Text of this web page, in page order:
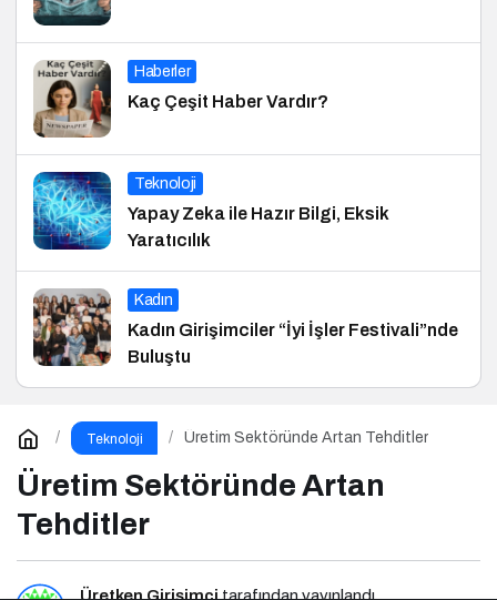
Haberler
Kaç Çeşit Haber Vardır?
Teknoloji
Yapay Zeka ile Hazır Bilgi, Eksik
Yaratıcılık
Kadın
Kadın Girişimciler “İyi İşler Festivali”nde
Buluştu
Teknoloji Üretim Sektöründe Artan Tehditler
Üretim Sektöründe Artan
Tehditler
Üretken Girişimcitarafından yayınlandı